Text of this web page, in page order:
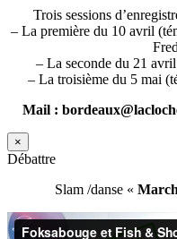
Trois sessions
– La première du 10 avril
– La seconde du 21
– La troisième du 5 mai
Mail :
×
Débattre
Slam /danse «